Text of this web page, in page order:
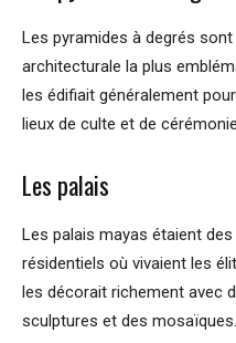
Les pyramides à degrés
architecturale la plus
les édifiait généralement
lieux de culte et de
Les palais
Les palais mayas étaient
résidentiels où vivaient les
les décorait richement avec
sculptures et des mosaïques.